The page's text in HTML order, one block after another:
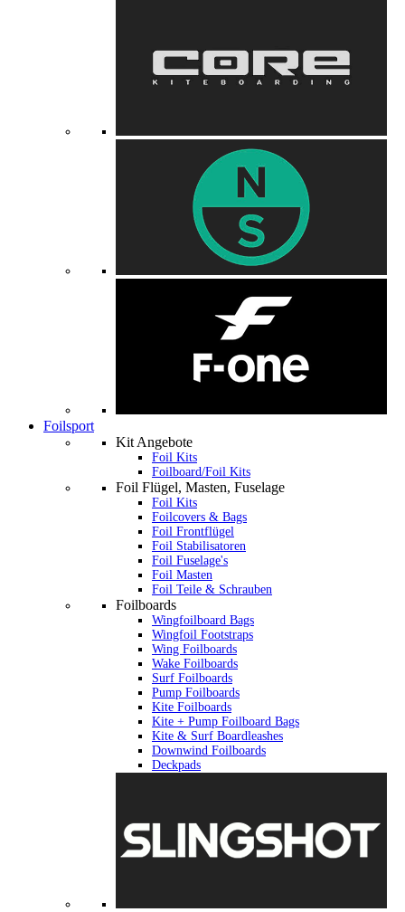
Foilsport
Kit Angebote
Foil Kits
Foilboard/Foil Kits
Foil Flügel, Masten, Fuselage
Foil Kits
Foilcovers & Bags
Foil Frontflügel
Foil Stabilisatoren
Foil Fuselage's
Foil Masten
Foil Teile & Schrauben
Foilboards
Wingfoilboard Bags
Wingfoil Footstraps
Wing Foilboards
Wake Foilboards
Surf Foilboards
Pump Foilboards
Kite Foilboards
Kite + Pump Foilboard Bags
Kite & Surf Boardleashes
Downwind Foilboards
Deckpads